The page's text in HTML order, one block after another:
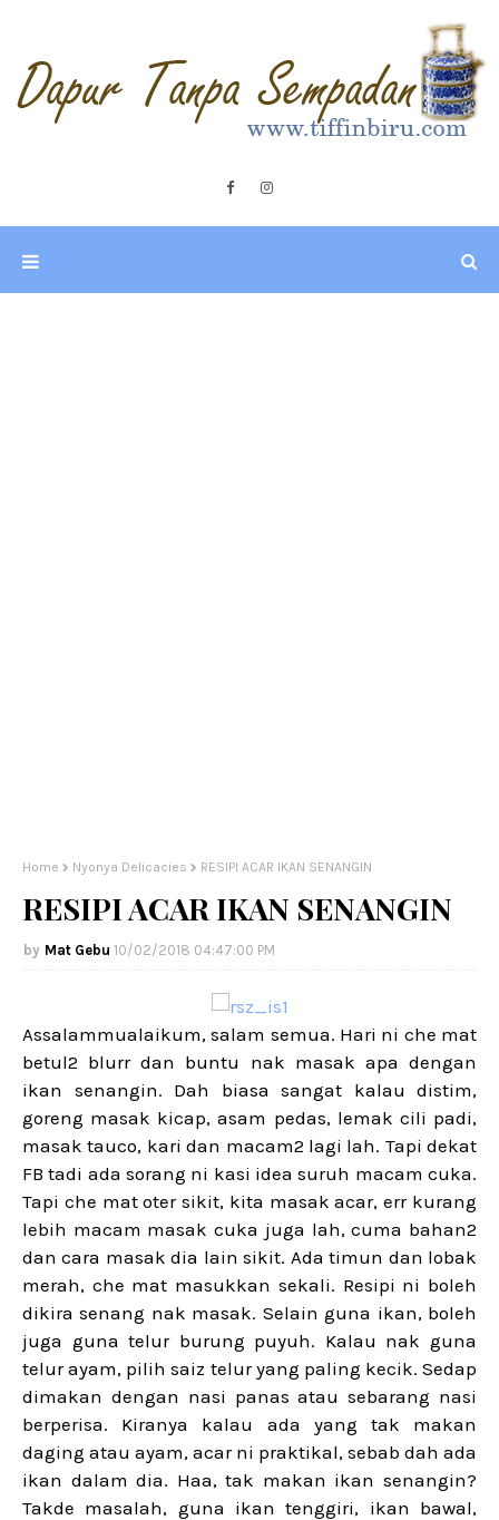
Home Nyonya Delicacies RESIPI ACAR IKAN SENANGIN
RESIPI ACAR IKAN SENANGIN
Mat Gebu 10/02/2018 04:47:00 PM
Assalammualaikum, salam semua. Hari ni che mat
betul2 blurr dan buntu nak masak apa dengan
ikan senangin. Dah biasa sangat kalau distim,
goreng masak kicap, asam pedas, lemak cili padi,
masak tauco, kari dan macam2 lagi lah. Tapi dekat
FB tadi ada sorang ni kasi idea suruh macam cuka.
Tapi che mat oter sikit, kita masak acar, err kurang
lebih macam masak cuka juga lah, cuma bahan2
dan cara masak dia lain sikit. Ada timun dan lobak
merah, che mat masukkan sekali. Resipi ni boleh
dikira senang nak masak. Selain guna ikan, boleh
juga guna telur burung puyuh. Kalau nak guna
telur ayam, pilih saiz telur yang paling kecik. Sedap
dimakan dengan nasi panas atau sebarang nasi
berperisa. Kiranya kalau ada yang tak makan
daging atau ayam, acar ni praktikal, sebab dah ada
ikan dalam dia. Haa, tak makan ikan senangin?
Takde masalah, guna ikan tenggiri, ikan bawal,